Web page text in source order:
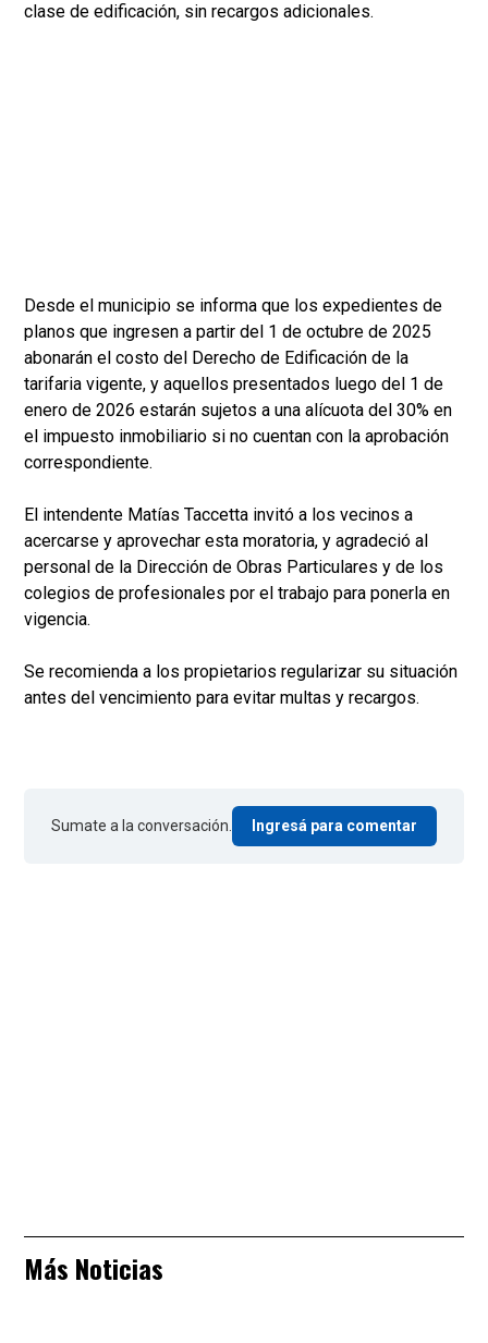
clase de edificación, sin recargos adicionales.
Desde el municipio se informa que los expedientes de
planos que ingresen a partir del 1 de octubre de 2025
abonarán el costo del Derecho de Edificación de la
tarifaria vigente, y aquellos presentados luego del 1 de
enero de 2026 estarán sujetos a una alícuota del 30% en
el impuesto inmobiliario si no cuentan con la aprobación
correspondiente.
El intendente Matías Taccetta invitó a los vecinos a
acercarse y aprovechar esta moratoria, y agradeció al
personal de la Dirección de Obras Particulares y de los
colegios de profesionales por el trabajo para ponerla en
vigencia.
Se recomienda a los propietarios regularizar su situación
antes del vencimiento para evitar multas y recargos.
Sumate a la conversación. Ingresá para comentar
Más Noticias